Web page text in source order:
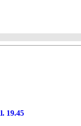
19.45